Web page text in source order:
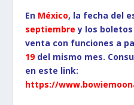
En México, la fecha del
septiembre y los
venta con funciones a
19del mismo mes.
en este link:
https://